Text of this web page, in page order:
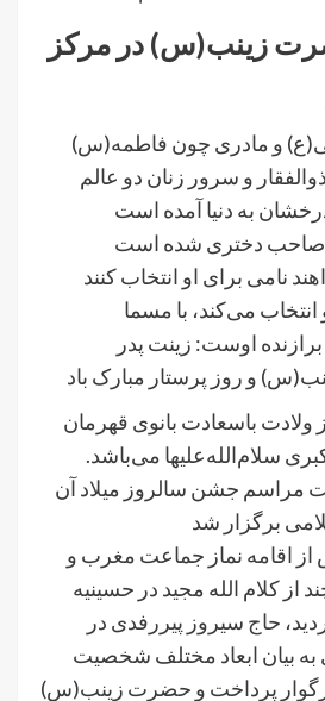
زینب(س) در مرکز
و مادری چون فاطمه(س)
و سرور زنان دو عالم
به دنیا آمده است
صاحب دختری شده است
نامی برای او انتخاب کنند
انتخاب می‌کند، با مسما
و روز پرستار مبارک باد
ولادت باسعادت بانوی قهرمان
سلام‌الله‌علیها می‌باشد.
مراسم جشن سالروز میلاد آن
اقامه نماز جماعت مغرب و
از کلام الله مجید در حسینیه
حاج سیروز پیررفدی در
به بیان ابعاد مختلف شخصیت‏
پرداخت و حضرت زینب(س)